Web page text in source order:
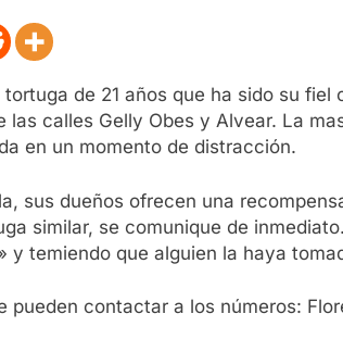
de 21 años que ha sido su
las calles Gelly Obes y Alvear. La
en un momento de distracción.
sus dueños ofrecen una
similar, se comunique de
y temiendo que alguien la haya
contactar a los números: